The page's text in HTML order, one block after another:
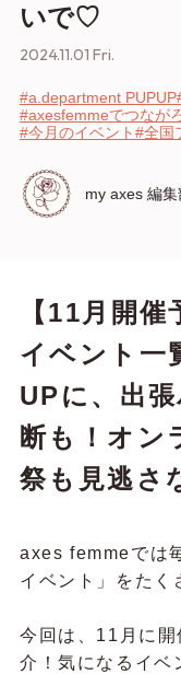
いで♡
2024.11.01 Fri.
#a.department PUPUP
#axesfemmeでつなが
#今月のイベント#全国
my axes 編集
【11月開
イベント一
UPに、出
断も！オン
祭も見逃さ
axes femmeでは
イベント」をた
今回は、11月に
介！気になるイベ